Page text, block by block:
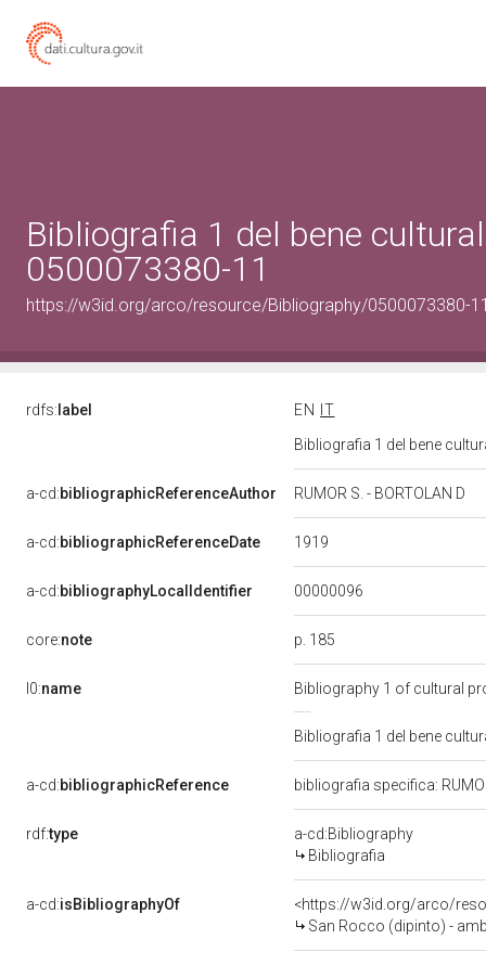
Bibliografia 1 del bene
0500073380-11
https://w3id.org/arco/resource/Bibliography/0500073380-
rdfs: label EN
IT
Bibliografia 1 del bene
a-cd:bibliographicReferenceAuthor RUMOR S. - BORTOLAN D
a-cd:bibliographicReferenceDate 1919
a-cd:bibliographyLocalIdentifier 00000096
core:note p. 185
l0:name Bibliography 1 of cultural
Bibliografia 1 del bene
a-cd:bibliographicReference bibliografia specifica:
rdf:type
a-cd:Bibliography
Bibliografia
a-cd:isBibliographyOf
<https://w3id.org/arco/
San Rocco (dipinto) -